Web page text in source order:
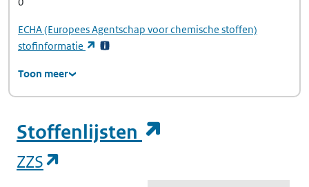
ECHA(Europees Agentschap voor chemische stoffen)
stofinformatie
(opent in een nieuw tabblad)
Toon meer
Stoffenlijsten
ZZS